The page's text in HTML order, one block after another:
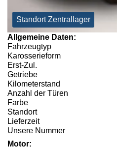
Standort Zentrallager
Allgemeine Daten:
Fahrzeugtyp
Karosserieform
Erst-Zul.
Getriebe
Kilometerstand
Anzahl der Türen
Farbe
Standort
Lieferzeit
Unsere Nummer
Motor: